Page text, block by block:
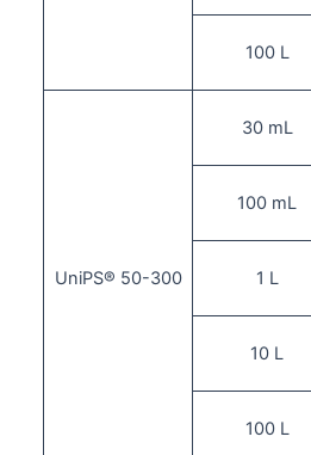
100 L
UniPS® 50-300
30 mL
100 mL
1 L
10 L
100 L